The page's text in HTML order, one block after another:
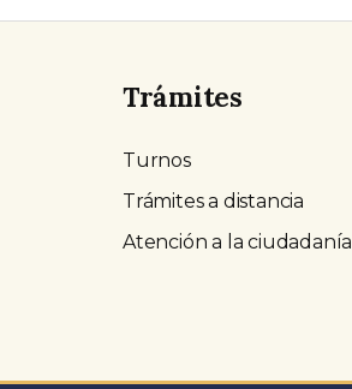
Trámites
Turnos
Trámites a distancia
Atención a la ciudadanía